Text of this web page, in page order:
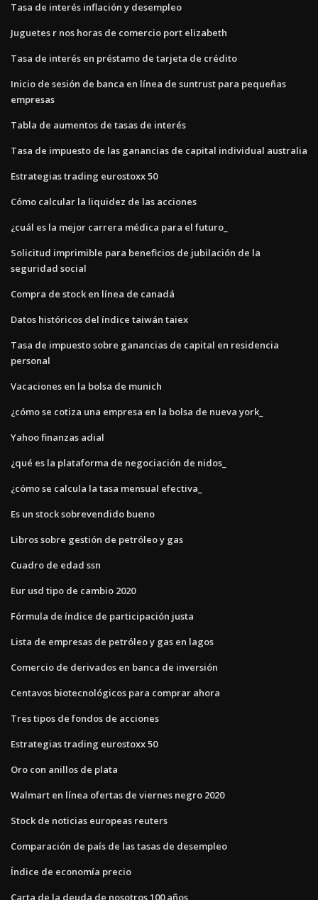
Tasa de interés inflación y desempleo
Juguetes r nos horas de comercio port elizabeth
Tasa de interés en préstamo de tarjeta de crédito
Inicio de sesión de banca en línea de suntrust para pequeñas
empresas
Tabla de aumentos de tasas de interés
Tasa de impuesto de las ganancias de capital individual australia
Estrategias trading eurostoxx 50
Cómo calcular la liquidez de las acciones
¿cuál es la mejor carrera médica para el futuro_
Solicitud imprimible para beneficios de jubilación de la
seguridad social
Compra de stock en línea de canadá
Datos históricos del índice taiwán taiex
Tasa de impuesto sobre ganancias de capital en residencia
personal
Vacaciones en la bolsa de munich
¿cómo se cotiza una empresa en la bolsa de nueva york_
Yahoo finanzas adial
¿qué es la plataforma de negociación de nidos_
¿cómo se calcula la tasa mensual efectiva_
Es un stock sobrevendido bueno
Libros sobre gestión de petróleo y gas
Cuadro de edad ssn
Eur usd tipo de cambio 2020
Fórmula de índice de participación justa
Lista de empresas de petróleo y gas en lagos
Comercio de derivados en banca de inversión
Centavos biotecnológicos para comprar ahora
Tres tipos de fondos de acciones
Estrategias trading eurostoxx 50
Oro con anillos de plata
Walmart en línea ofertas de viernes negro 2020
Stock de noticias europeas reuters
Comparación de país de las tasas de desempleo
Índice de economía precio
Carta de la deuda de nosotros 100 años